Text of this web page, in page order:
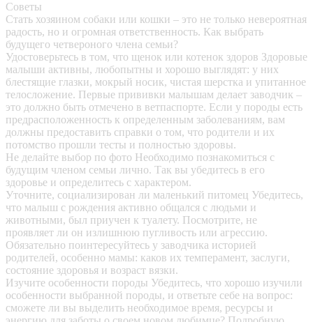
Советы
Стать хозяином собаки или кошки – это не только невероятная
радость, но и огромная ответственность. Как выбрать
будущего четвероного члена семьи?
Удостоверьтесь в том, что щенок или котенок здоров Здоровые
малыши активны, любопытны и хорошо выглядят: у них
блестящие глазки, мокрый носик, чистая шерстка и упитанное
телосложение. Первые прививки малышам делает заводчик –
это должно быть отмечено в ветпаспорте. Если у породы есть
предрасположенность к определенным заболеваниям, вам
должны предоставить справки о том, что родители и их
потомство прошли тесты и полностью здоровы.
Не делайте выбор по фото Необходимо познакомиться с
будущим членом семьи лично. Так вы убедитесь в его
здоровье и определитесь с характером.
Уточните, социализирован ли маленький питомец Убедитесь,
что малыш с рождения активно общался с людьми и
животными, был приучен к туалету. Посмотрите, не
проявляет ли он излишнюю пугливость или агрессию.
Обязательно поинтересуйтесь у заводчика историей
родителей, особенно мамы: каков их темперамент, заслуги,
состояние здоровья и возраст вязки.
Изучите особенности породы Убедитесь, что хорошо изучили
особенности выбранной породы, и ответьте себе на вопрос:
сможете ли вы выделить необходимое время, ресурсы и